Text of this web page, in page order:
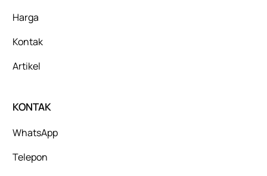
Harga
Kontak
Artikel
KONTAK
WhatsApp
Telepon